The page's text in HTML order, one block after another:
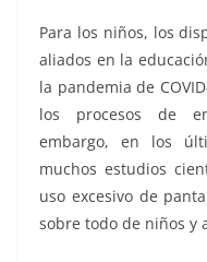
Para los niños, los
aliados en la
la pandemia de
los procesos de
embargo, en los
muchos estudios
uso excesivo de
sobre todo de niños y